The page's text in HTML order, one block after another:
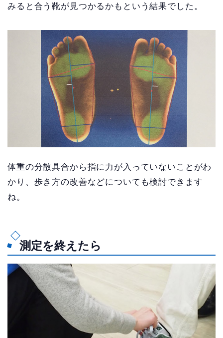
みると合う靴が見つかるかもという結果でした。
体重の分散具合から指に力が入っていないことがわ
かり、歩き方の改善などについても検討できます
ね。
測定を終えたら